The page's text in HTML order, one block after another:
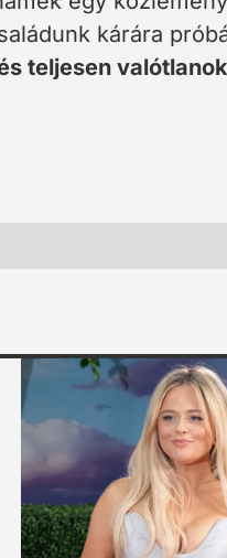
kárára
teljesen